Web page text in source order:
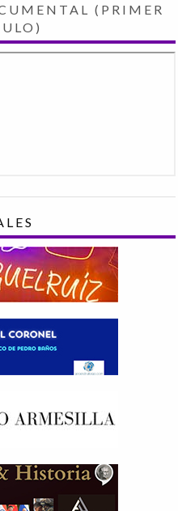
(PRIMER